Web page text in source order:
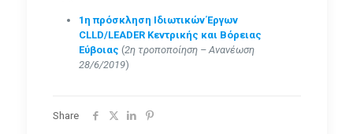
1η πρόσκληση Ιδιωτικών Έργων
CLLD/LEADER Κεντρικής και Βόρειας
Εύβοιας (2η τροποποίηση – Ανανέωση
28/6/2019)
Share